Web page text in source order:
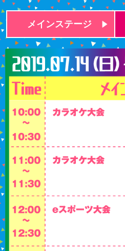
メインステージ